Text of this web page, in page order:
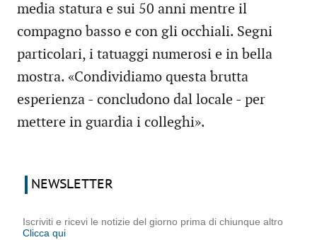
media statura e sui 50 anni mentre il
compagno basso e con gli occhiali. Segni
particolari, i tatuaggi numerosi e in bella
mostra. «Condividiamo questa brutta
esperienza - concludono dal locale - per
mettere in guardia i colleghi».
NEWSLETTER
Iscriviti e ricevi le notizie del giorno prima di chiunque altro
Clicca qui